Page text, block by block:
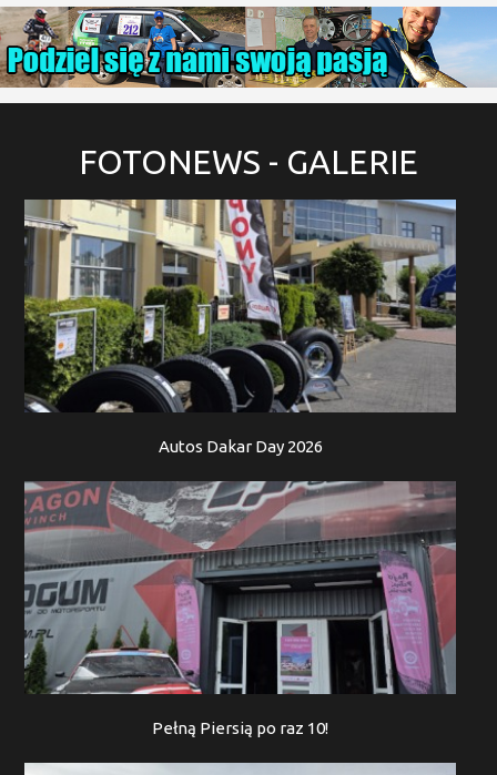
FOTONEWS - GALERIE
Autos Dakar Day 2026
Pełną Piersią po raz 10!